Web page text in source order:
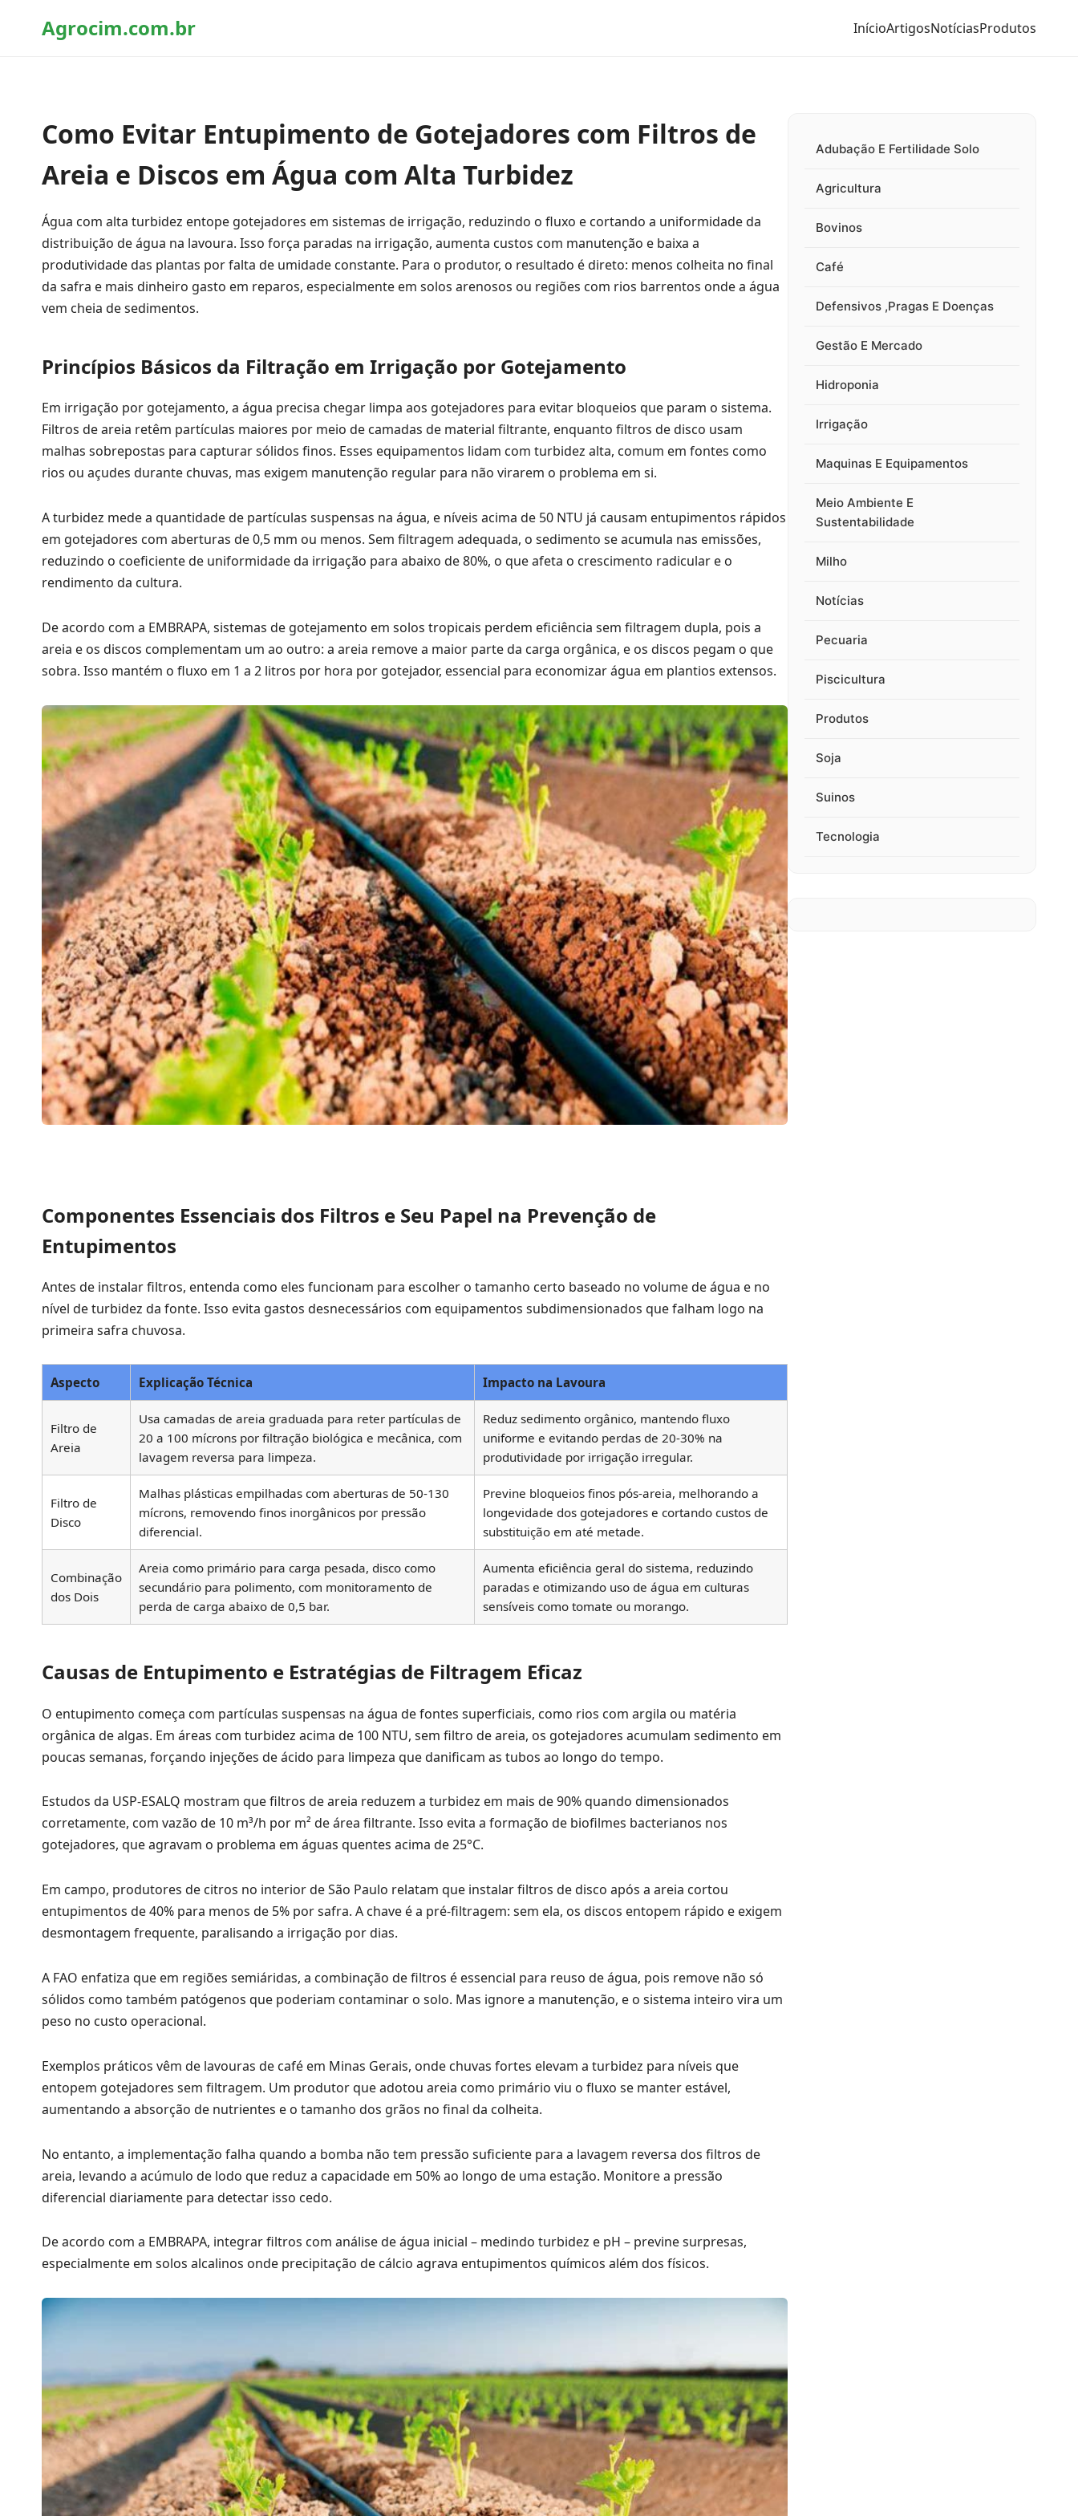
Agrocim.com.br InícioArtigosNotíciasProdutos
Como Evitar Entupimento de Gotejadores com Filtros de
Areia e Discos em Água com Alta Turbidez
Água com alta turbidez entope gotejadores em sistemas de irrigação, reduzindo o fluxo e cortando a uniformidade da
distribuição de água na lavoura. Isso força paradas na irrigação, aumenta custos com manutenção e baixa a
produtividade das plantas por falta de umidade constante. Para o produtor, o resultado é direto: menos colheita no final
da safra e mais dinheiro gasto em reparos, especialmente em solos arenosos ou regiões com rios barrentos onde a água
vem cheia de sedimentos.
Princípios Básicos da Filtração em Irrigação por Gotejamento
Em irrigação por gotejamento, a água precisa chegar limpa aos gotejadores para evitar bloqueios que param o sistema.
Filtros de areia retêm partículas maiores por meio de camadas de material filtrante, enquanto filtros de disco usam
malhas sobrepostas para capturar sólidos finos. Esses equipamentos lidam com turbidez alta, comum em fontes como
rios ou açudes durante chuvas, mas exigem manutenção regular para não virarem o problema em si.
A turbidez mede a quantidade de partículas suspensas na água, e níveis acima de 50 NTU já causam entupimentos rápidos
em gotejadores com aberturas de 0,5 mm ou menos. Sem filtragem adequada, o sedimento se acumula nas emissões,
reduzindo o coeficiente de uniformidade da irrigação para abaixo de 80%, o que afeta o crescimento radicular e o
rendimento da cultura.
De acordo com a EMBRAPA, sistemas de gotejamento em solos tropicais perdem eficiência sem filtragem dupla, pois a
areia e os discos complementam um ao outro: a areia remove a maior parte da carga orgânica, e os discos pegam o que
sobra. Isso mantém o fluxo em 1 a 2 litros por hora por gotejador, essencial para economizar água em plantios extensos.
Componentes Essenciais dos Filtros e Seu Papel na Prevenção de
Entupimentos
Antes de instalar filtros, entenda como eles funcionam para escolher o tamanho certo baseado no volume de água e no
nível de turbidez da fonte. Isso evita gastos desnecessários com equipamentos subdimensionados que falham logo na
primeira safra chuvosa.
Aspecto Explicação Técnica Impacto na Lavoura
Filtro de
Areia
Usa camadas de areia graduada para reter partículas de
20 a 100 mícrons por filtração biológica e mecânica, com
lavagem reversa para limpeza.
Reduz sedimento orgânico, mantendo fluxo
uniforme e evitando perdas de 20-30% na
produtividade por irrigação irregular.
Filtro de
Disco
Malhas plásticas empilhadas com aberturas de 50-130
mícrons, removendo finos inorgânicos por pressão
diferencial.
Previne bloqueios finos pós-areia, melhorando a
longevidade dos gotejadores e cortando custos de
substituição em até metade.
Combinação
dos Dois
Areia como primário para carga pesada, disco como
secundário para polimento, com monitoramento de
perda de carga abaixo de 0,5 bar.
Aumenta eficiência geral do sistema, reduzindo
paradas e otimizando uso de água em culturas
sensíveis como tomate ou morango.
Causas de Entupimento e Estratégias de Filtragem Eficaz
O entupimento começa com partículas suspensas na água de fontes superficiais, como rios com argila ou matéria
orgânica de algas. Em áreas com turbidez acima de 100 NTU, sem filtro de areia, os gotejadores acumulam sedimento em
poucas semanas, forçando injeções de ácido para limpeza que danificam as tubos ao longo do tempo.
Estudos da USP-ESALQ mostram que filtros de areia reduzem a turbidez em mais de 90% quando dimensionados
corretamente, com vazão de 10 m³/h por m² de área filtrante. Isso evita a formação de biofilmes bacterianos nos
gotejadores, que agravam o problema em águas quentes acima de 25°C.
Em campo, produtores de citros no interior de São Paulo relatam que instalar filtros de disco após a areia cortou
entupimentos de 40% para menos de 5% por safra. A chave é a pré-filtragem: sem ela, os discos entopem rápido e exigem
desmontagem frequente, paralisando a irrigação por dias.
A FAO enfatiza que em regiões semiáridas, a combinação de filtros é essencial para reuso de água, pois remove não só
sólidos como também patógenos que poderiam contaminar o solo. Mas ignore a manutenção, e o sistema inteiro vira um
peso no custo operacional.
Exemplos práticos vêm de lavouras de café em Minas Gerais, onde chuvas fortes elevam a turbidez para níveis que
entopem gotejadores sem filtragem. Um produtor que adotou areia como primário viu o fluxo se manter estável,
aumentando a absorção de nutrientes e o tamanho dos grãos no final da colheita.
No entanto, a implementação falha quando a bomba não tem pressão suficiente para a lavagem reversa dos filtros de
areia, levando a acúmulo de lodo que reduz a capacidade em 50% ao longo de uma estação. Monitore a pressão
diferencial diariamente para detectar isso cedo.
De acordo com a EMBRAPA, integrar filtros com análise de água inicial – medindo turbidez e pH – previne surpresas,
especialmente em solos alcalinos onde precipitação de cálcio agrava entupimentos químicos além dos físicos.
Adubação E Fertilidade Solo
Agricultura
Bovinos
Café
Defensivos ,Pragas E Doenças
Gestão E Mercado
Hidroponia
Irrigação
Maquinas E Equipamentos
Meio Ambiente E
Sustentabilidade
Milho
Notícias
Pecuaria
Piscicultura
Produtos
Soja
Suinos
Tecnologia